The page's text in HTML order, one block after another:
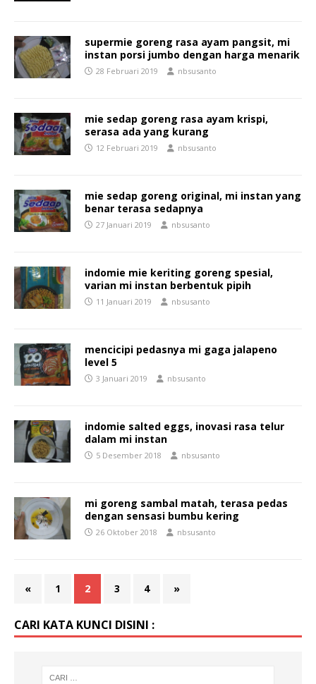
supermie goreng rasa ayam pangsit, mi
instan porsi jumbo dengan harga menarik
28 Februari 2019 nbsusanto
mie sedap goreng rasa ayam krispi,
serasa ada yang kurang
12 Februari 2019 nbsusanto
mie sedap goreng original, mi instan yang
benar terasa sedapnya
27 Januari 2019 nbsusanto
indomie mie keriting goreng spesial,
varian mi instan berbentuk pipih
11 Januari 2019 nbsusanto
mencicipi pedasnya mi gaga jalapeno
level 5
3 Januari 2019 nbsusanto
indomie salted eggs, inovasi rasa telur
dalam mi instan
5 Desember 2018 nbsusanto
mi goreng sambal matah, terasa pedas
dengan sensasi bumbu kering
26 Oktober 2018 nbsusanto
« 1 2 3 4 »
CARI KATA KUNCI DISINI :